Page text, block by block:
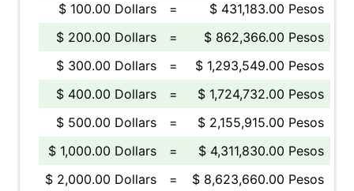
$ 100.00 Dollars
=
$ 431,183.00 Pesos
$ 200.00 Dollars
=
$ 862,366.00 Pesos
$ 300.00 Dollars
=
$ 1,293,549.00 Pesos
$ 400.00 Dollars
=
$ 1,724,732.00 Pesos
$ 500.00 Dollars
=
$ 2,155,915.00 Pesos
$ 1,000.00 Dollars
=
$ 4,311,830.00 Pesos
$ 2,000.00 Dollars
=
$ 8,623,660.00 Pesos